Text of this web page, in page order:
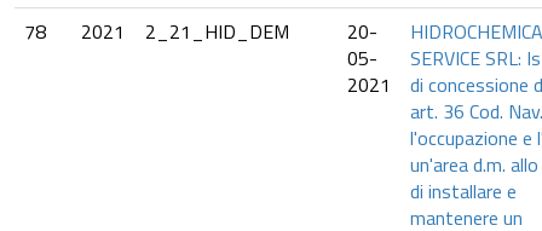
78
2021 2_21_HID_DEM
20-
05-
2021
SERVICE SRL:
di concessione
art. 36 Cod.
l'occupazione e
un'area d.m.
di installare e
mantenere un